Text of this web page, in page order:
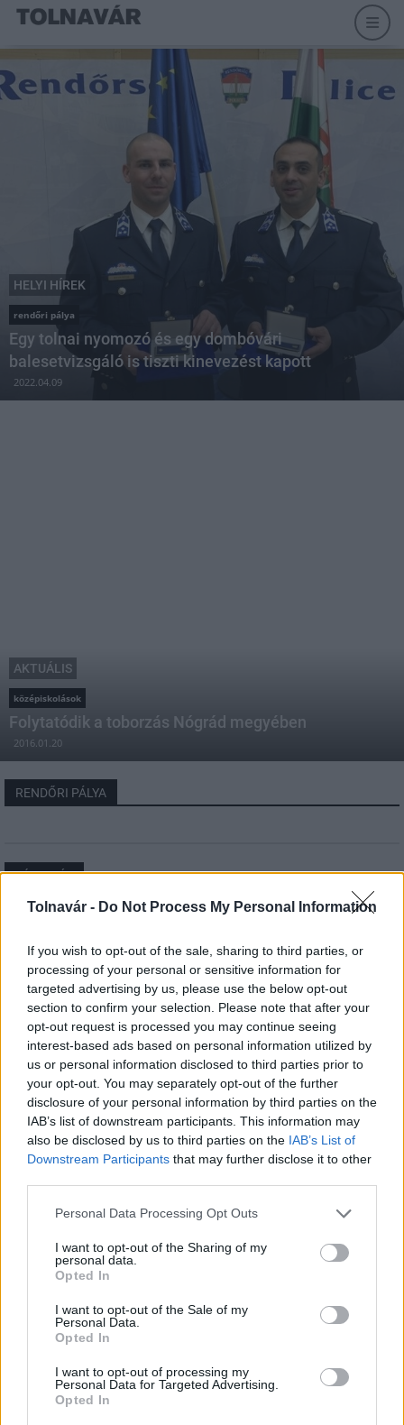
Tolnavár - Do Not Process My Personal Information
If you wish to opt-out of the sale, sharing to third parties, or
processing of your personal or sensitive information for
targeted advertising by us, please use the below opt-out
section to confirm your selection. Please note that after your
opt-out request is processed you may continue seeing
interest-based ads based on personal information utilized by
us or personal information disclosed to third parties prior to
your opt-out. You may separately opt-out of the further
disclosure of your personal information by third parties on the
IAB’s list of downstream participants. This information may
also be disclosed by us to third parties on the IAB’s List of
Downstream Participants that may further disclose it to other
Please note that this website/app uses one or more Google
not limited to your visit or usage behaviour. You may click to
grant or deny consent to Google and its third-party tags to
use your data for below specified purposes in below Google
consent section.
Personal Data Processing Opt Outs
I want to opt-out of the Sharing of my
personal data.
Opted In
I want to opt-out of the Sale of my
Personal Data.
Opted In
I want to opt-out of processing my
Personal Data for Targeted Advertising.
Opted In
HELYI HÍREK
rendőri pálya
Egy tolnai nyomozó és egy dombóvári
balesetvizsgáló is tiszti kinevezést kapott
2022.04.09
AKTUÁLIS
középiskolások
Folytatódik a toborzás Nógrád megyében
2016.01.20
RENDŐRI PÁLYA
HÍRLEVÉL
E-mail cím
Feliratkozom a hírlevélre és elfogadom azadatvédelmi
szabályzatot!
FELIRATKOZÁS
Országos hírek
Kecskeméten is szakirányú továbbképzésekkel erősít a Gál
Ferenc Egyetem
Kiemelt fontosságú a Gál Ferenc Egyetem számára a jövőbe
fejlődés támogatása.
Országos hírek
A lakosságra is fontos szerep hárul a szúnyoginvázió
elkerülésében